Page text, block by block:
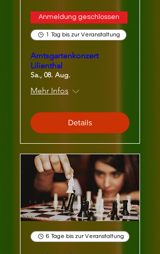
Anmeldung geschlossen
1 Tag bis zur Veranstaltung
Amtsgartenkonzert
Lilienthal
Sa., 08. Aug.
Mehr Infos
Details
6 Tage bis zur Veranstaltung